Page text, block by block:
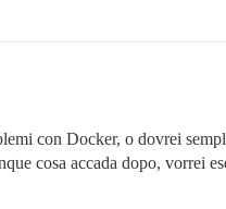
con Docker, o dovrei
cosa accada dopo, vorrei